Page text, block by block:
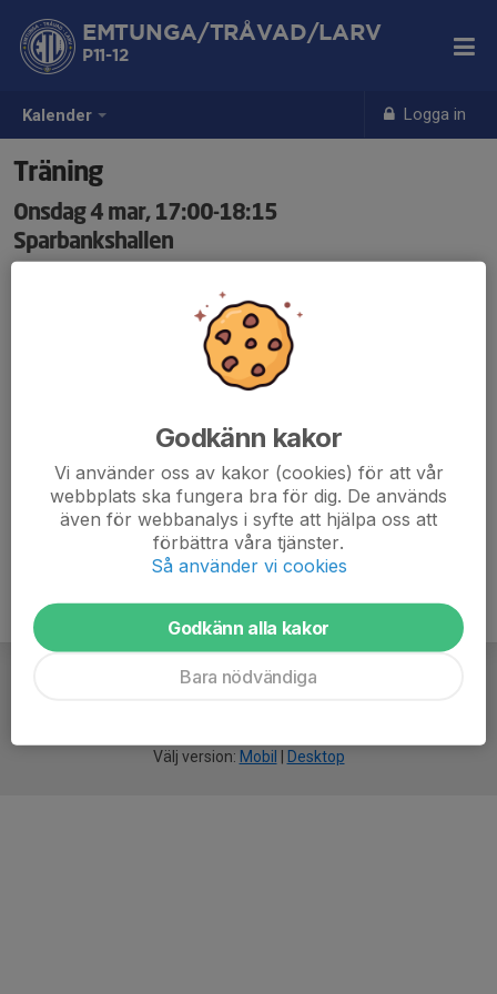
Kalender Logga in
EMTUNGA/TRÅVAD/LARV
P11-12
Träning
Onsdag 4 mar, 17:00-18:15
Sparbankshallen
Träning på konstgräs. Rena fotbollsskor. Benskydd är
krav. Dusch efter träning på plats. Anmäl om du kommer
till varje träning så vi vet antalet!
Välj version: Mobil Desktop
Godkänn kakor
Vi använder oss av kakor (cookies) för att vår
webbplats ska fungera bra för dig. De används
även för webbanalys i syfte att hjälpa oss att
förbättra våra tjänster.
Så använder vi cookies
Godkänn alla kakor
Bara nödvändiga